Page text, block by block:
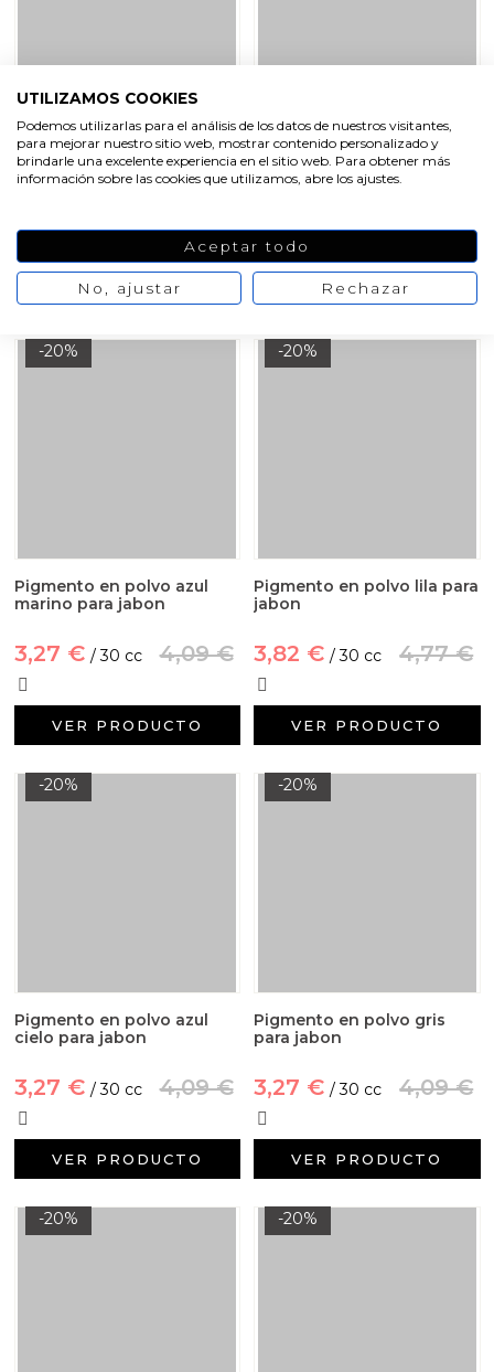
Pigmento en polvo marron
claro para jabon
VER PRODUCTO
Pigmento en polvo rosa
chicle para jabon
VER PRODUCTO
-20%
Pigmento en polvo azul
marino para jabon
3,27 € / 30 cc 4,09 €
VER PRODUCTO
-20%
Pigmento en polvo lila para
jabon
3,82 € / 30 cc 4,77 €
VER PRODUCTO
-20%
Pigmento en polvo azul
cielo para jabon
3,27 € / 30 cc 4,09 €
VER PRODUCTO
-20%
Pigmento en polvo gris
para jabon
3,27 € / 30 cc 4,09 €
VER PRODUCTO
-20% -20%
UTILIZAMOS COOKIES
Podemos utilizarlas para el análisis de los datos de nuestros visitantes,
para mejorar nuestro sitio web, mostrar contenido personalizado y
brindarle una excelente experiencia en el sitio web. Para obtener más
información sobre las cookies que utilizamos, abre los ajustes.
Aceptar todo
No, ajustar Rechazar